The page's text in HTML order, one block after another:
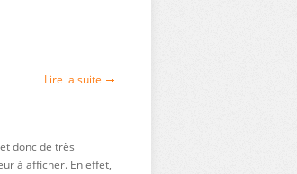
Lire la suite
donc de très
à afficher. En effet,